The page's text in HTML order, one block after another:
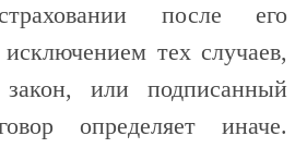
после его
тех случаев,
или подписанный
определяет иначе.